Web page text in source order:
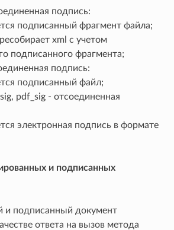
подпись:
подписанный фрагмент файла;
xml с учетом
подписанного фрагмента;
подпись:
подписанный файл;
pdf_sig - отсоединенная
электронная подпись в формате
и подписанных
подписанный документ
ответа на вызов метода